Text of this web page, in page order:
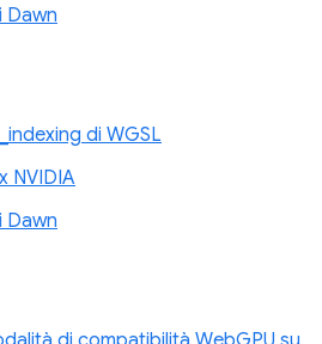
Dawn
di WGSL
NVIDIA
Dawn